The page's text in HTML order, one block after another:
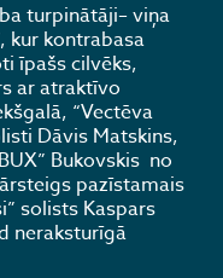
turpinātāji– viņa
kur kontrabasa
īpašs cilvēks,
ar atraktīvo
“Vectēva
Dāvis Matskins,
Bukovskis no
pazīstamais
solists Kaspars
neraksturīgā